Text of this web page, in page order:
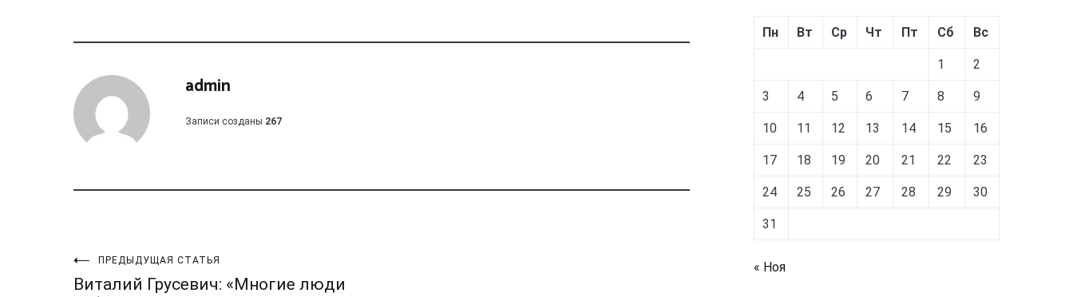
admin
Записи созданы 267
Навигация
ПРЕДЫДУЩАЯ СТАТЬЯ
Виталий Грусевич: «Многие люди
Пн Вт Ср Чт Пт Сб Вс
1 2
3 4 5 6 7 8 9
10 11 12 13 14 15 16
17 18 19 20 21 22 23
24 25 26 27 28 29 30
31
« Ноя